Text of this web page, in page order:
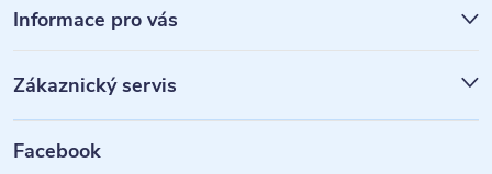
á
p
a
Informace pro vás
Zákaznický servis
Facebook